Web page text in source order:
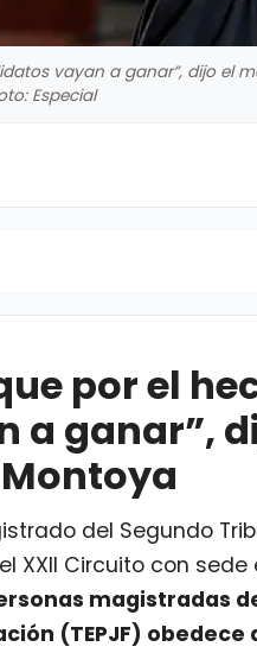
vayan a ganar”, dijo el
Especial
coordinadora de Comités
por el
a ganar”,
del Segundo
XXII Circuito con sede
magistradas
(TEPJF) obedece